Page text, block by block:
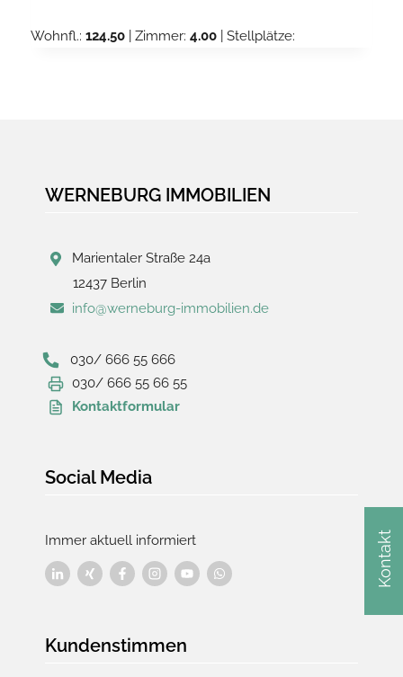
Kontakt
Wohnfl.: 124.50 | Zimmer: 4.00 | Stellplätze:
WERNEBURG IMMOBILIEN
Marientaler Straße 24a
12437 Berlin
info@werneburg-immobilien.de
030/ 666 55 666
030/ 666 55 66 55
Kontaktformular
Social Media
Immer aktuell informiert
Kundenstimmen